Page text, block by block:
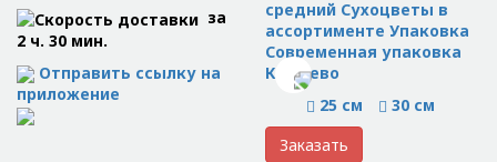
за
2 ч. 30 мин.
Отправить ссылку на
приложение
средний Сухоцветы в
ассортименте Упаковка
Современная упаковка
Кружево
25 см
30 см
Заказать